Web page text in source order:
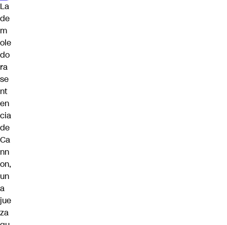
La
de
m
ole
do
ra
se
nt
en
cia
de
Ca
nn
on,
un
a
jue
za